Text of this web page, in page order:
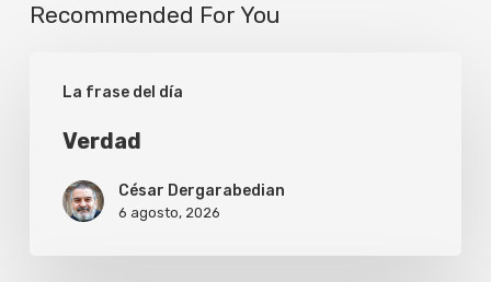
Recommended For You
La frase del día
Verdad
César Dergarabedian
6 agosto, 2026